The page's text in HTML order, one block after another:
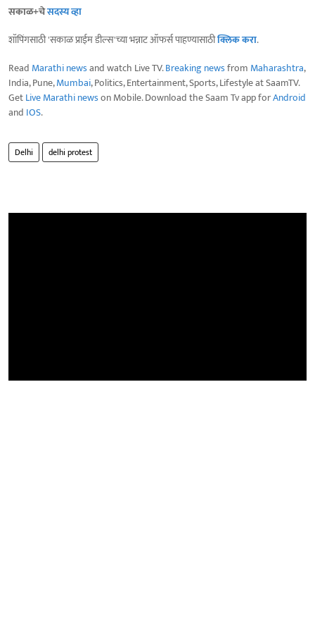
सकाळ+चेसदस्य व्हा
शॉपिंगसाठी 'सकाळ प्राईम डील्स'च्या भन्नाट ऑफर्स पाहण्यासाठीक्लिक करा.
Read Marathi newsand watch Live TV.Breaking newsfrom Maharashtra,
India, Pune,Mumbai, Politics, Entertainment, Sports, Lifestyle at SaamTV.
GetLive Marathi newson Mobile. Download the Saam Tv app forAndroid
and IOS.
Delhi delhi protest